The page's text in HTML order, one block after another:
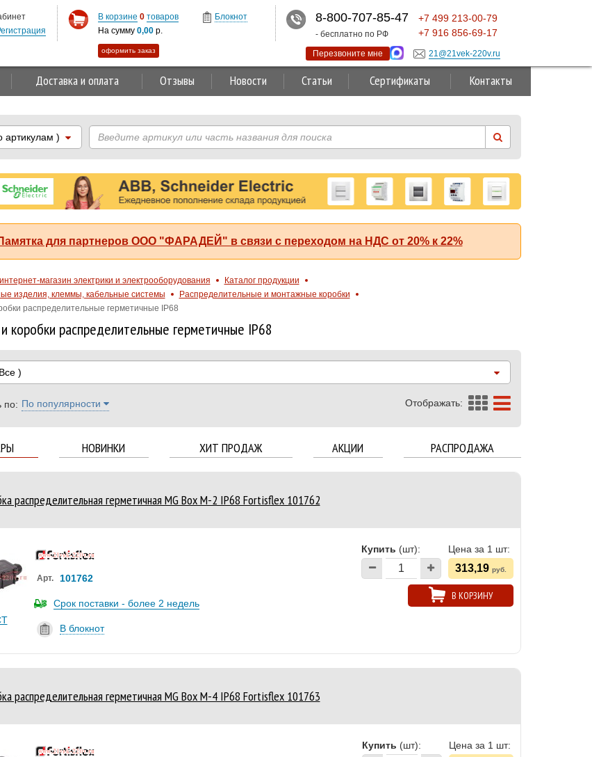
Доставка и оплата Отзывы Новости Статьи Сертификаты Контакты
)
для партнеров ООО "ФАРАДЕЙ" в связи с переходом на НДС от 20% к 22%
магазин электрики и электрооборудования
Каталог продукции
изделия, клеммы, кабельные системы
Распределительные и монтажные коробки
распределительные герметичные IP68
коробки распределительные герметичные IP68
)
по: По популярности Отображать:
НОВИНКИ ХИТ ПРОДАЖ АКЦИИ РАСПРОДАЖА
распределительная герметичная MG Box M-2 IP68 Fortisflex 101762
Арт. 101762
Срок поставки - более 2 недель
В блокнот
Купить (шт): Цена за 1 шт:
313,19 руб.
В КОРЗИНУ
распределительная герметичная MG Box M-4 IP68 Fortisflex 101763
Купить (шт): Цена за 1 шт:
В корзине 0 товаров
На сумму 0,00 р.
оформить заказ
Блокнот 8-800-707-85-47
- бесплатно по РФ
+7 499 213-00-79
+7 916 856-69-17
Перезвоните мне 21@21vek-220v.ru